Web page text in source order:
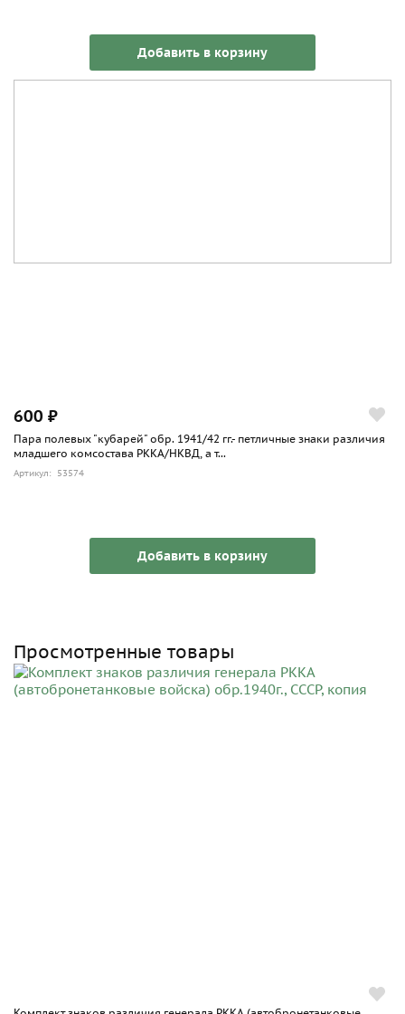
Добавить в корзину
600 ₽
Пара полевых "кубарей" обр. 1941/42 гг.- петличные знаки различия
младшего комсостава РККА/НКВД, а т...
Артикул: 53574
Добавить в корзину
Просмотренные товары